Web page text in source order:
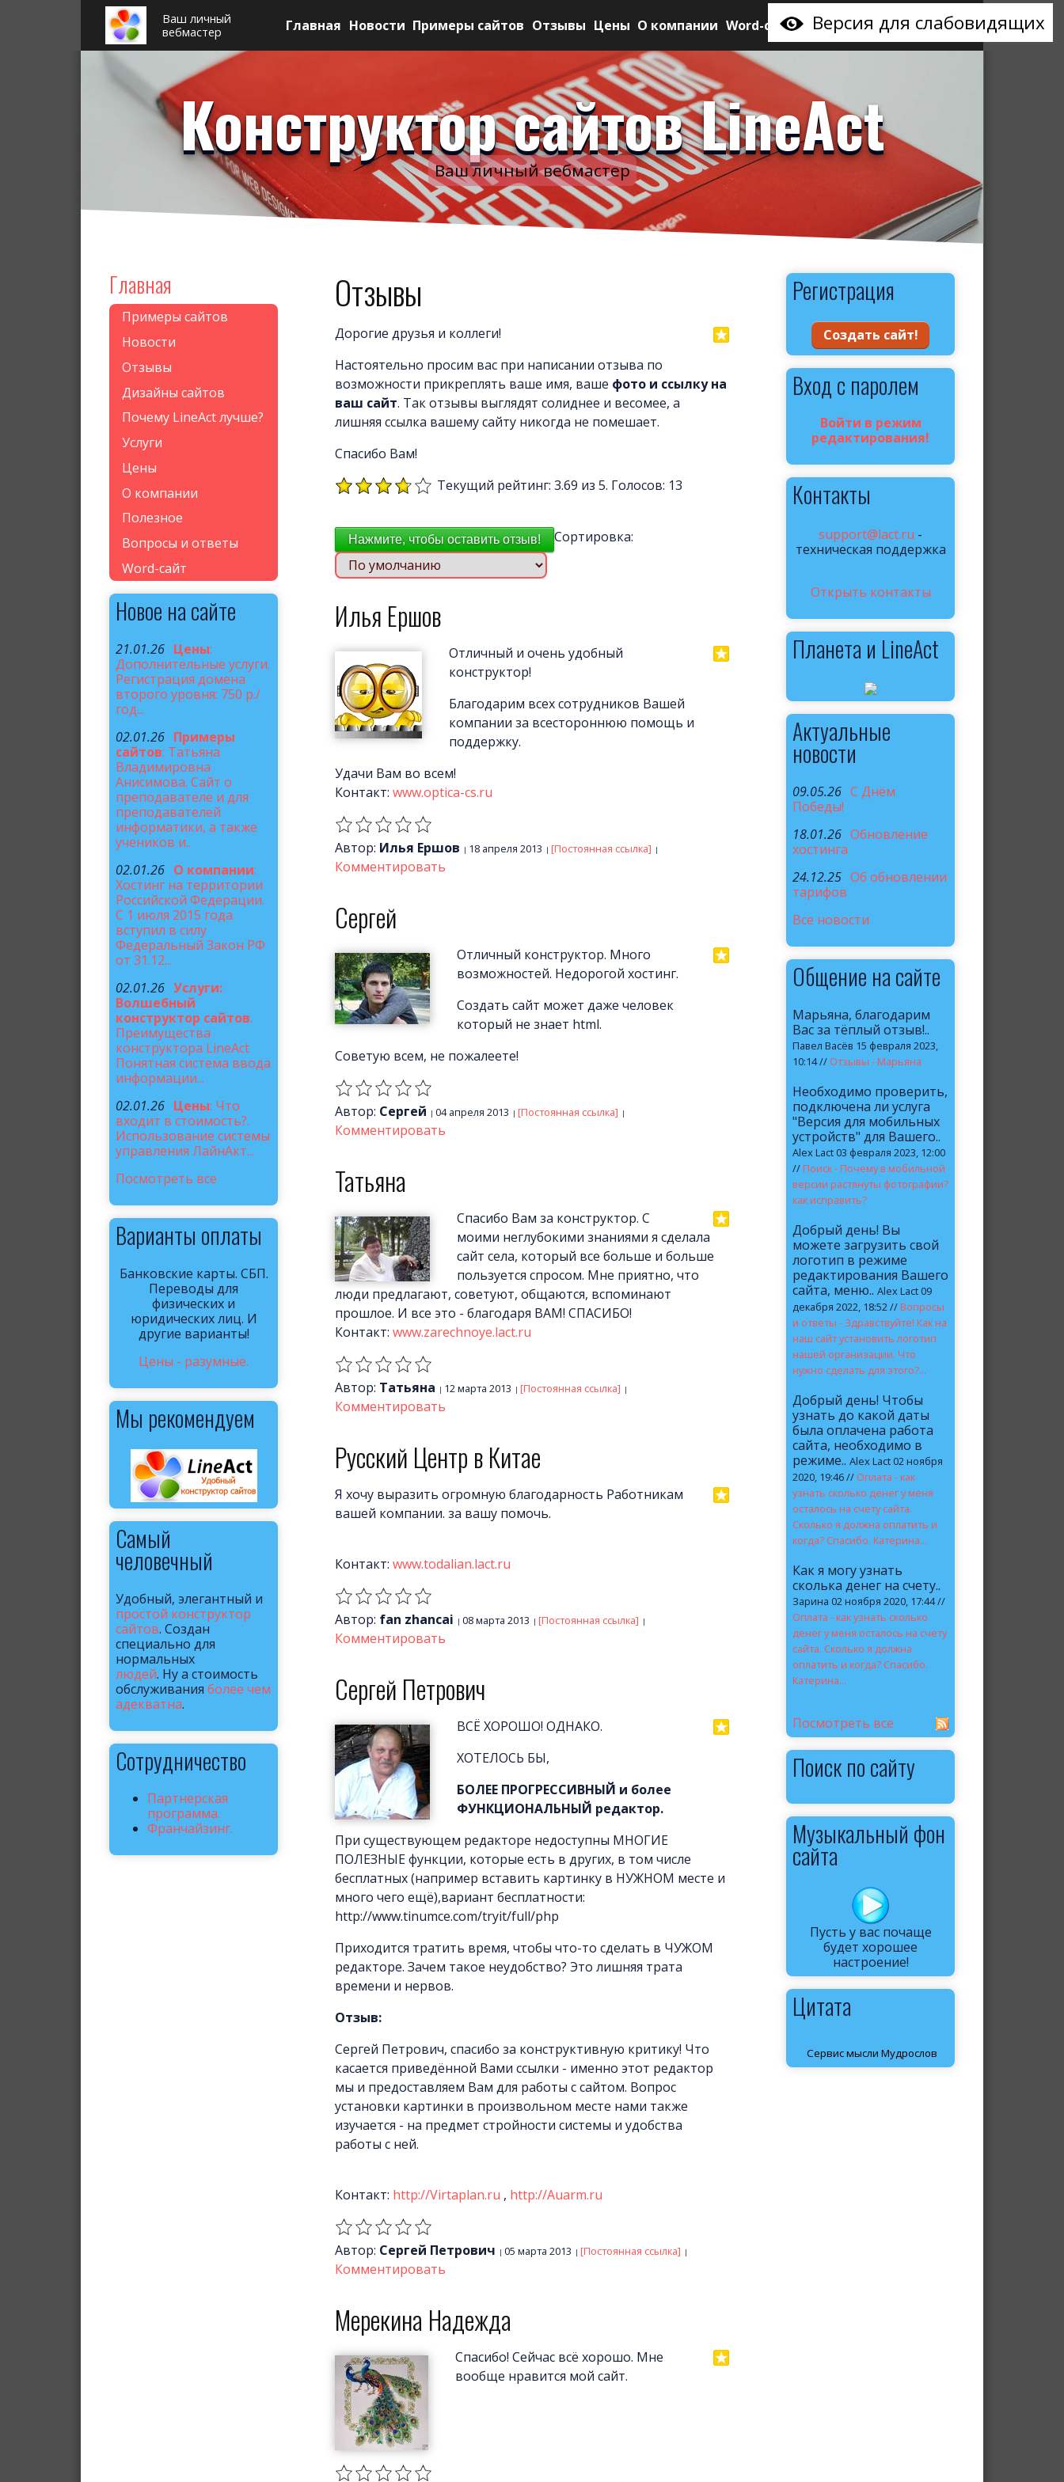
Версия для слабовидящих
Ваш личный
вебмастер
Главная Новости Примеры сайтов Отзывы Цены О компании Word-сайт
Конструктор сайтов LineAct
Ваш личный вебмастер
Главная
Примеры сайтов
Новости
Отзывы
Дизайны сайтов
Почему LineAct лучше?
Услуги
Цены
О компании
Полезное
Вопросы и ответы
Word-сайт
Новое на сайте
21.01.26 Цены:
Дополнительные услуги.
Регистрация домена
второго уровня: 750 р./
год...
02.01.26 Примеры
сайтов: Татьяна
Владимировна
Анисимова. Сайт о
преподавателе и для
преподавателей
информатики, а также
учеников и..
02.01.26 О компании:
Хостинг на территории
Российской Федерации.
С 1 июля 2015 года
вступил в силу
Федеральный Закон РФ
от 31.12...
02.01.26 Услуги:
Волшебный
конструктор сайтов.
Преимущества
конструктора LineAct
Понятная система ввода
информации...
02.01.26 Цены: Что
входит в стоимость?.
Использование системы
управления ЛайнАкт...
Посмотреть все
Варианты оплаты
Банковские карты. СБП.
Переводы для
физических и
юридических лиц. И
другие варианты!
Цены - разумные.
Мы рекомендуем
Самый
человечный
Удобный, элегантный и
простой конструктор
сайтов. Создан
специально для
нормальных
людей. Ну а стоимость
обслуживания более чем
адекватна.
Сотрудничество
Партнерская
программа.
Франчайзинг.
Отзывы
Дорогие друзья и коллеги!
Настоятельно просим вас при написании отзыва по
возможности прикреплять ваше имя, ваше фото и ссылку на
ваш сайт. Так отзывы выглядят солиднее и весомее, а
лишняя ссылка вашему сайту никогда не помешает.
Спасибо Вам!
Текущий рейтинг: 3.69 из 5. Голосов: 13
Нажмите, чтобы оставить отзыв! Сортировка:
Илья Ершов
Отличный и очень удобный
конструктор!
Благодарим всех сотрудников Вашей
компании за всестороннюю помощь и
поддержку.
Удачи Вам во всем!
Контакт: www.optica-cs.ru
Автор: Илья Ершов 18 апреля 2013 [Постоянная ссылка]
Комментировать
Сергей
Отличный конструктор. Много
возможностей. Недорогой хостинг.
Создать сайт может даже человек
который не знает html.
Советую всем, не пожалеете!
Автор: Сергей 04 апреля 2013 [Постоянная ссылка]
Комментировать
Татьяна
Спасибо Вам за конструктор. С
моими неглубокими знаниями я сделала
сайт села, который все больше и больше
пользуется спросом. Мне приятно, что
люди предлагают, советуют, общаются, вспоминают
прошлое. И все это - благодаря ВАМ! СПАСИБО!
Контакт: www.zarechnoye.lact.ru
Автор: Татьяна 12 марта 2013 [Постоянная ссылка]
Комментировать
Русский Центр в Китае
Я хочу выразить огромную благодарность Работникам
вашей компании. за вашу помочь.
Контакт: www.todalian.lact.ru
Автор: fan zhancai 08 марта 2013 [Постоянная ссылка]
Комментировать
Сергей Петрович
ВСЁ ХОРОШО! ОДНАКО.
ХОТЕЛОСЬ БЫ,
БОЛЕЕ ПРОГРЕССИВНЫЙ и более
ФУНКЦИОНАЛЬНЫЙ редактор.
При существующем редакторе недоступны МНОГИЕ
ПОЛЕЗНЫЕ функции, которые есть в других, в том числе
бесплатных (например вставить картинку в НУЖНОМ месте и
много чего ещё),вариант бесплатности:
http://www.tinumce.com/tryit/full/php
Приходится тратить время, чтобы что-то сделать в ЧУЖОМ
редакторе. Зачем такое неудобство? Это лишняя трата
времени и нервов.
Отзыв:
Сергей Петрович, спасибо за конструктивную критику! Что
касается приведённой Вами ссылки - именно этот редактор
мы и предоставляем Вам для работы с сайтом. Вопрос
установки картинки в произвольном месте нами также
изучается - на предмет стройности системы и удобства
работы с ней.
Контакт: http://Virtaplan.ru , http://Auarm.ru
Автор: Сергей Петрович 05 марта 2013 [Постоянная ссылка]
Комментировать
Мерекина Надежда
Спасибо! Сейчас всё хорошо. Мне
вообще нравится мой сайт.
Регистрация
Вход с паролем
Войти в режим
редактирования!
Контакты
support@lact.ru -
техническая поддержка
Открыть контакты
Планета и LineAct
Актуальные
новости
09.05.26 C Днём
Победы!
18.01.26 Обновление
хостинга
24.12.25 Об обновлении
тарифов
Все новости
Общение на сайте
Марьяна, благодарим
Вас за тёплый отзыв!..
Павел Васёв 15 февраля 2023,
10:14 // Отзывы - Марьяна
Необходимо проверить,
подключена ли услуга
"Версия для мобильных
устройств" для Вашего..
Alex Lact 03 февраля 2023, 12:00
// Поиск - Почему в мобильной
версии растянуты фотографии?
как исправить?
Добрый день! Вы
можете загрузить свой
логотип в режиме
редактирования Вашего
сайта, меню.. Alex Lact 09
декабря 2022, 18:52 // Вопросы
и ответы - Здравствуйте! Как на
наш сайт установить логотип
нашей организации. Что
нужно сделать для этого?...
Добрый день! Чтобы
узнать до какой даты
была оплачена работа
сайта, необходимо в
режиме.. Alex Lact 02 ноября
2020, 19:46 // Оплата - как
узнать сколько денег у меня
осталось на счету сайта.
Сколько я должна оплатить и
когда? Спасибо. Катерина...
Как я могу узнать
сколька денег на счету..
Зарина 02 ноября 2020, 17:44 //
Оплата - как узнать сколько
денег у меня осталось на счету
сайта. Сколько я должна
оплатить и когда? Спасибо.
Катерина...
Посмотреть все
Поиск по сайту
Музыкальный фон
сайта
Пусть у вас почаще
будет хорошее
настроение!
Цитата
Сервис мысли Мудрослов